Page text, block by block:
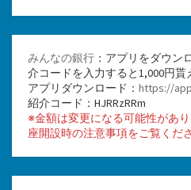
みんなの銀行 ：アプリをダウン
介コードを入力すると1,000円貰
アプリダウンロード： https://
紹介コード：HJRRzRRm
※金額は変更になる可能性があ
座開設時の注意事項をご覧くだ